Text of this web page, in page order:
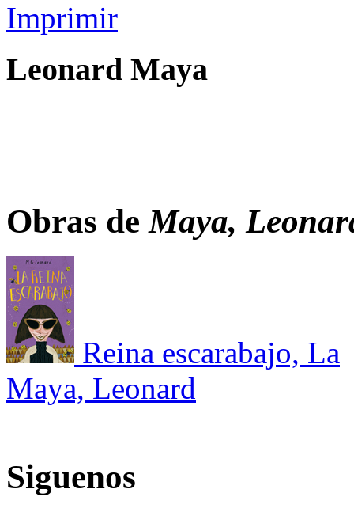
Imprimir
Leonard Maya
Obras deMaya,
Reina escarabajo, La
Maya, Leonard
Siguenos